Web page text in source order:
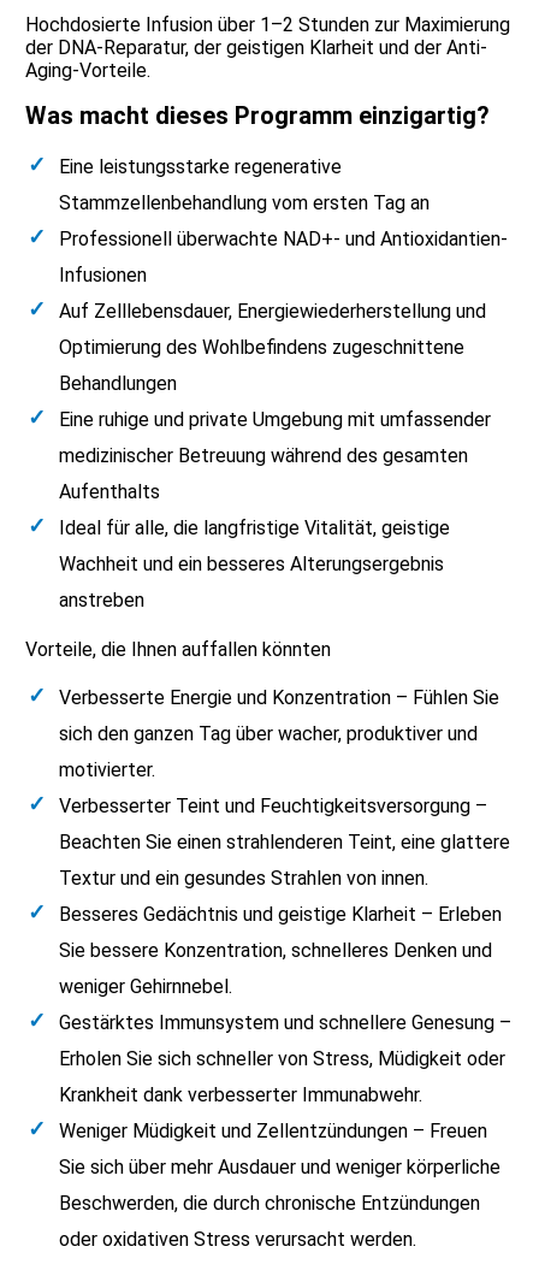
Hochdosierte Infusion über 1–2 Stunden zur Maximierung
der DNA-Reparatur, der geistigen Klarheit und der Anti-
Aging-Vorteile.
Was macht dieses Programm einzigartig?
Eine leistungsstarke regenerative
Stammzellenbehandlung vom ersten Tag an
Professionell überwachte NAD+- und Antioxidantien-
Infusionen
Auf Zelllebensdauer, Energiewiederherstellung und
Optimierung des Wohlbefindens zugeschnittene
Behandlungen
Eine ruhige und private Umgebung mit umfassender
medizinischer Betreuung während des gesamten
Aufenthalts
Ideal für alle, die langfristige Vitalität, geistige
Wachheit und ein besseres Alterungsergebnis
anstreben
Vorteile, die Ihnen auffallen könnten
Verbesserte Energie und Konzentration – Fühlen Sie
sich den ganzen Tag über wacher, produktiver und
motivierter.
Verbesserter Teint und Feuchtigkeitsversorgung –
Beachten Sie einen strahlenderen Teint, eine glattere
Textur und ein gesundes Strahlen von innen.
Besseres Gedächtnis und geistige Klarheit – Erleben
Sie bessere Konzentration, schnelleres Denken und
weniger Gehirnnebel.
Gestärktes Immunsystem und schnellere Genesung –
Erholen Sie sich schneller von Stress, Müdigkeit oder
Krankheit dank verbesserter Immunabwehr.
Weniger Müdigkeit und Zellentzündungen – Freuen
Sie sich über mehr Ausdauer und weniger körperliche
Beschwerden, die durch chronische Entzündungen
oder oxidativen Stress verursacht werden.